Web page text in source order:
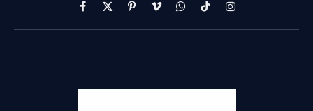
Facebook
X
(Twitter)
PinterestVimeoWhatsApp
TikTokInstagram